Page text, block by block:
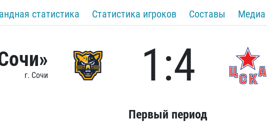
статистика Статистика игроков Составы Медиа
г. Сочи 1:4
Первый период